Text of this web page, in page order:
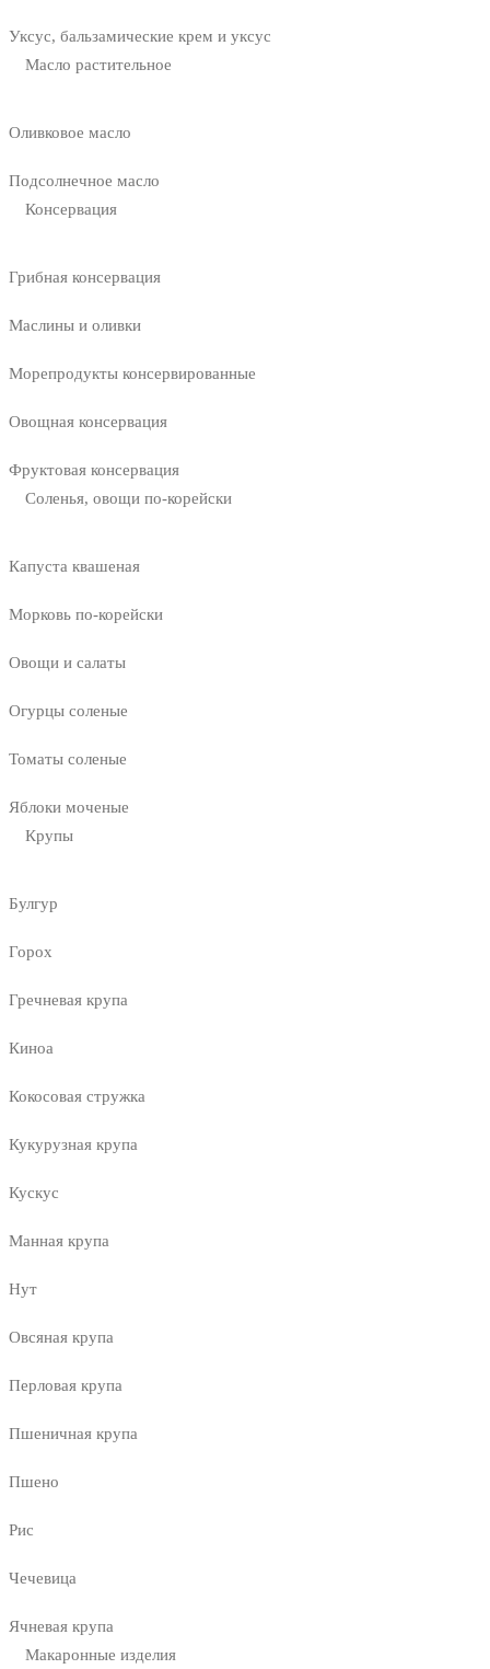
Уксус, бальзамические крем и уксус
Масло растительное
Оливковое масло
Подсолнечное масло
Консервация
Грибная консервация
Маслины и оливки
Морепродукты консервированные
Овощная консервация
Фруктовая консервация
Соленья, овощи по-корейски
Капуста квашеная
Морковь по-корейски
Овощи и салаты
Огурцы соленые
Томаты соленые
Яблоки моченые
Крупы
Булгур
Горох
Гречневая крупа
Киноа
Кокосовая стружка
Кукурузная крупа
Кускус
Манная крупа
Нут
Овсяная крупа
Перловая крупа
Пшеничная крупа
Пшено
Рис
Чечевица
Ячневая крупа
Макаронные изделия